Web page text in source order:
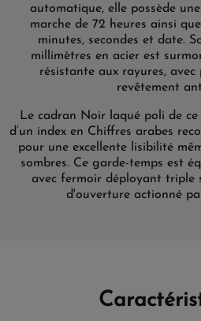
automatique, elle possède
marche de 72 heures ainsi
minutes, secondes et date.
millimètres en acier est
résistante aux rayures, avec
revêtement
Le cadran Noir laqué poli de
d’un index en Chiffres arabes
pour une excellente lisibilité
sombres. Ce garde-temps est
avec fermoir déployant triple
d'ouverture actionné